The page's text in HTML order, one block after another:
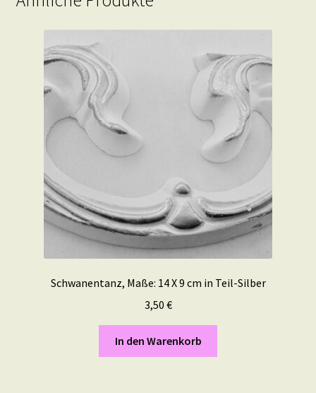
Schwanentanz, Maße: 14 X 9 cm in Teil-Silber
3,50 €
In den Warenkorb